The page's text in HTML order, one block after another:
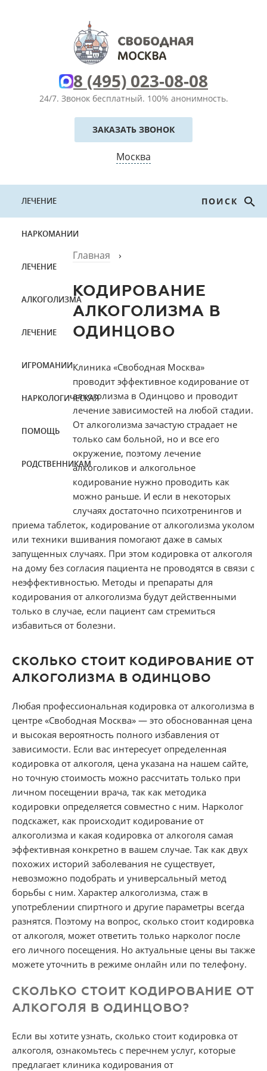
8 (495) 023-08-08
24/7. Звонок бесплатный. 100% анонимность.
ЗАКАЗАТЬ ЗВОНОК
Москва
ЛЕЧЕНИЕ
НАРКОМАНИИ
ЛЕЧЕНИЕ
АЛКОГОЛИЗМА
ЛЕЧЕНИЕ
ИГРОМАНИИ
НАРКОЛОГИЧЕСКАЯ
ПОМОЩЬ
РОДСТВЕННИКАМ
ПОИСК
Главная ›
КОДИРОВАНИЕ
АЛКОГОЛИЗМА В
ОДИНЦОВО
Клиника «Свободная Москва»
проводит эффективное кодирование от
алкоголизма в Одинцово и проводит
лечение зависимостей на любой стадии.
От алкоголизма зачастую страдает не
только сам больной, но и все его
окружение, поэтому лечение
алкоголиков и алкогольное
кодирование нужно проводить как
можно раньше. И если в некоторых
случаях достаточно психотренингов и
приема таблеток, кодирование от алкоголизма уколом
или техники вшивания помогают даже в самых
запущенных случаях. При этом кодировка от алкоголя
на дому без согласия пациента не проводятся в связи с
неэффективностью. Методы и препараты для
кодирования от алкоголизма будут действенными
только в случае, если пациент сам стремиться
избавиться от болезни.
СКОЛЬКО СТОИТ КОДИРОВАНИЕ ОТ
АЛКОГОЛИЗМА В ОДИНЦОВО
Любая профессиональная кодировка от алкоголизма в
центре «Свободная Москва» — это обоснованная цена
и высокая вероятность полного избавления от
зависимости. Если вас интересует определенная
кодировка от алкоголя, цена указана на нашем сайте,
но точную стоимость можно рассчитать только при
личном посещении врача, так как методика
кодировки определяется совместно с ним. Нарколог
подскажет, как происходит кодирование от
алкоголизма и какая кодировка от алкоголя самая
эффективная конкретно в вашем случае. Так как двух
похожих историй заболевания не существует,
невозможно подобрать и универсальный метод
борьбы с ним. Характер алкоголизма, стаж в
употреблении спиртного и другие параметры всегда
разнятся. Поэтому на вопрос, сколько стоит кодировка
от алкоголя, может ответить только нарколог после
его личного посещения. Но актуальные цены вы также
можете уточнить в режиме онлайн или по телефону.
СКОЛЬКО СТОИТ КОДИРОВАНИЕ ОТ
АЛКОГОЛЯ В ОДИНЦОВО?
Если вы хотите узнать, сколько стоит кодировка от
алкоголя, ознакомьтесь с перечнем услуг, которые
предлагает клиника кодирования от